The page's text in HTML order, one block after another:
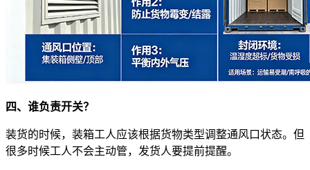
四、谁负责开关？
装货的时候，装箱工人应该根据货物类型调整通风口状态。但
很多时候工人不会主动管，发货人要提前提醒。